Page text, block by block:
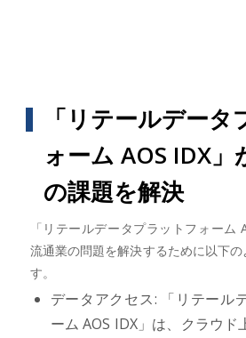
「リテールデータ
ォーム AOS IDX」
の課題を解決
「リテールデータプラットフォーム
流通業の問題を解決するために以下
す。
データアクセス: 「リテール
ーム AOS IDX」は、クラウ